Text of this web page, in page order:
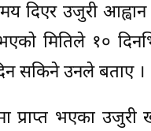
दिएर उजुरी
मितिले १०
सकिने उनले बताए ।
भएका उजुरी